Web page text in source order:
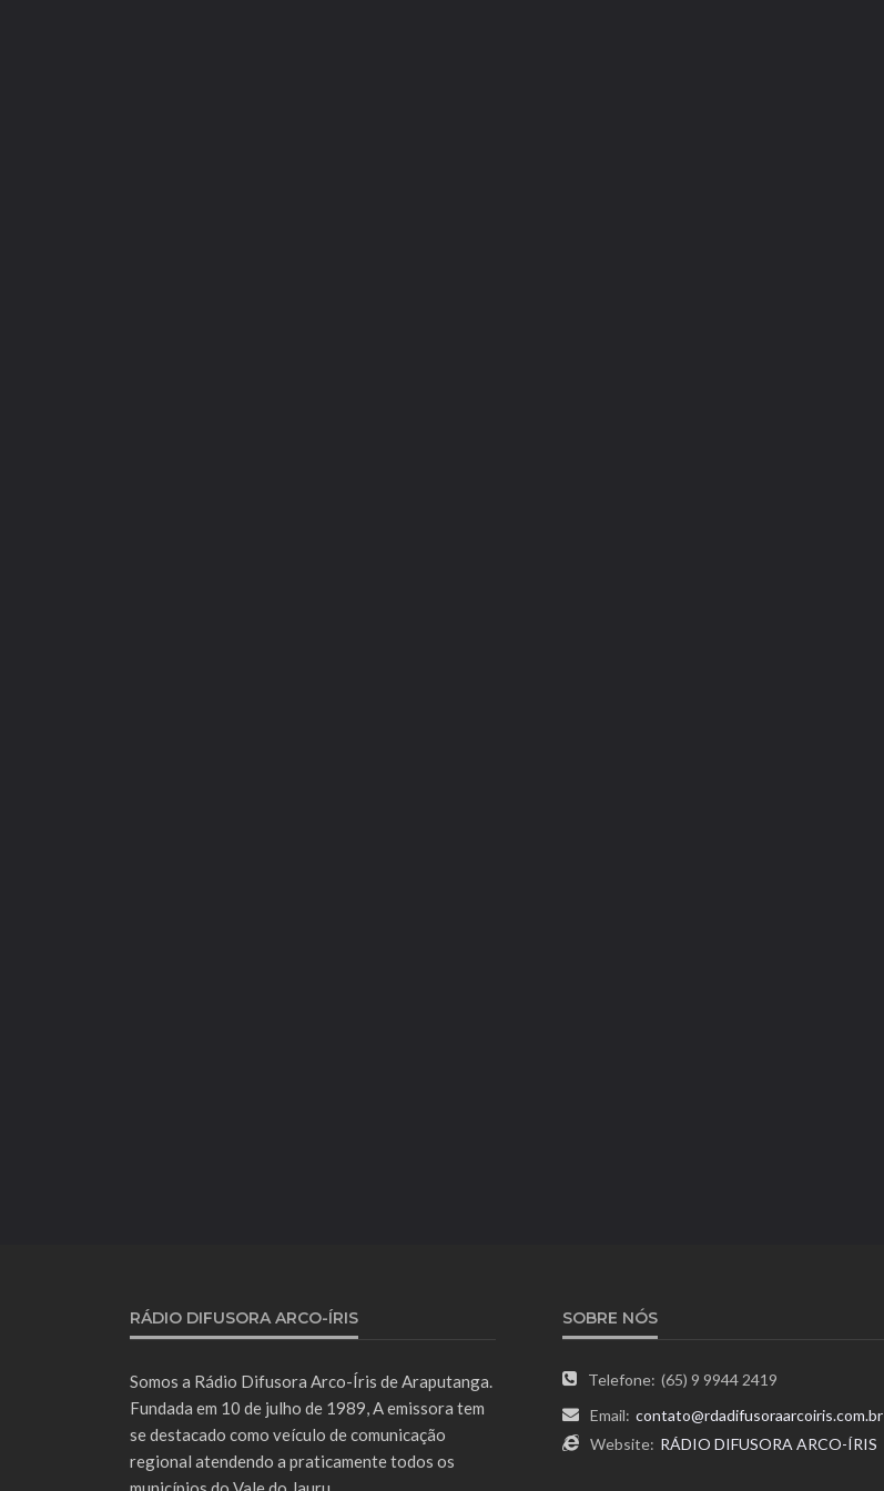
RÁDIO DIFUSORA ARCO-ÍRIS
Somos a Rádio Difusora Arco-Íris de Araputanga.
Fundada em 10 de julho de 1989, A emissora tem
se destacado como veículo de comunicação
regional atendendo a praticamente todos os
SOBRE NÓS
Telefone: (65) 9 9944 2419
Email: contato@rdadifusoraarcoiris.com.br
Website: RÁDIO DIFUSORA ARCO-ÍRIS